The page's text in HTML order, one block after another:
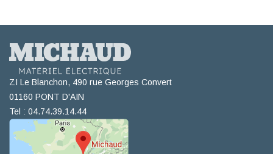
ZI Le Blanchon, 490 rue Georges Convert
01160 PONT D'AIN
Tel : 04.74.39.14.44